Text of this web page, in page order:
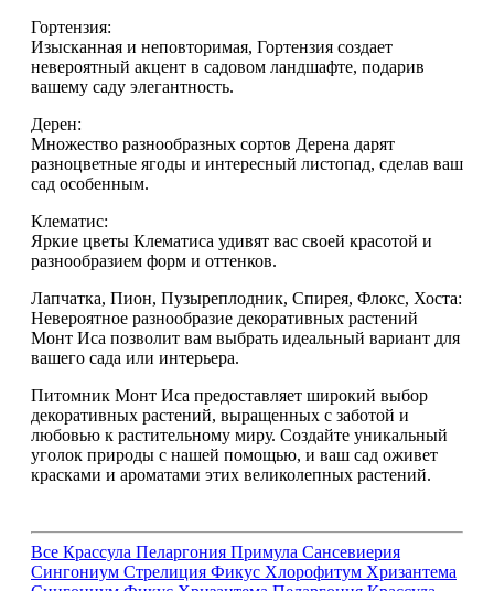
Гортензия:
Изысканная и неповторимая, Гортензия создает
невероятный акцент в садовом ландшафте, подарив
вашему саду элегантность.
Дерен:
Множество разнообразных сортов Дерена дарят
разноцветные ягоды и интересный листопад, сделав ваш
сад особенным.
Клематис:
Яркие цветы Клематиса удивят вас своей красотой и
разнообразием форм и оттенков.
Лапчатка, Пион, Пузыреплодник, Спирея, Флокс, Хоста:
Невероятное разнообразие декоративных растений
Монт Иса позволит вам выбрать идеальный вариант для
вашего сада или интерьера.
Питомник Монт Иса предоставляет широкий выбор
декоративных растений, выращенных с заботой и
любовью к растительному миру. Создайте уникальный
уголок природы с нашей помощью, и ваш сад оживет
красками и ароматами этих великолепных растений.
Все Крассула Пеларгония Примула Сансевиерия
Сингониум Стрелиция Фикус Хлорофитум Хризантема